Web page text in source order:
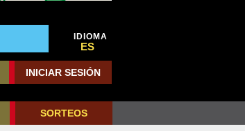
IDIOMA
ES
INICIAR SESIÓN
SORTEOS